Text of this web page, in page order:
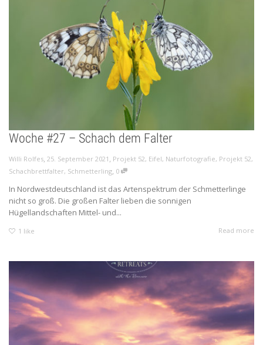
Woche #27 – Schach dem Falter
Willi Rolfes, 25. September 2021 , Projekt 52, Eifel, Naturfotografie, Projekt 52,
Schachbrettfalter, Schmetterling, 0
In Nordwestdeutschland ist das Artenspektrum der Schmetterlinge
nicht so groß. Die großen Falter lieben die sonnigen
Hügellandschaften Mittel- und...
1 like Read more